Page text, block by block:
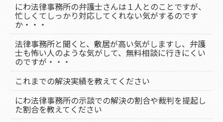
にわ法律事務所の弁護士さんは１人とのことですが、
忙しくてしっかり対応してくれない気がするのです
か・・・
法律事務所と聞くと、敷居が高い気がしますし、弁護
士も怖い人のような気がして、無料相談に行きにくい
のですが・・・
これまでの解決実績を教えてください
にわ法律事務所の示談での解決の割合や裁判を提起し
た割合を教えてください